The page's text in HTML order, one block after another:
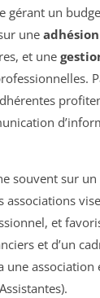
gérant un
une
et une
souvent sur
associations
et
et d’un
une